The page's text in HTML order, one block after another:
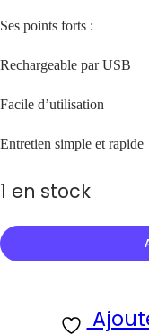
Ses points forts :
Rechargeable par USB
Facile d’utilisation
Entretien simple et rapide
1 en stock